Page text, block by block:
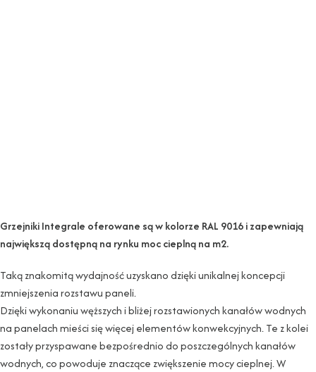
Grzejniki Integrale oferowane są w kolorze RAL 9016 i zapewniają
największą dostępną na rynku moc cieplną na m2.
Taką znakomitą wydajność uzyskano dzięki unikalnej koncepcji
zmniejszenia rozstawu paneli.
Dzięki wykonaniu węższych i bliżej rozstawionych kanałów wodnych
na panelach mieści się więcej elementów konwekcyjnych. Te z kolei
zostały przyspawane bezpośrednio do poszczególnych kanałów
wodnych, co powoduje znaczące zwiększenie mocy cieplnej. W